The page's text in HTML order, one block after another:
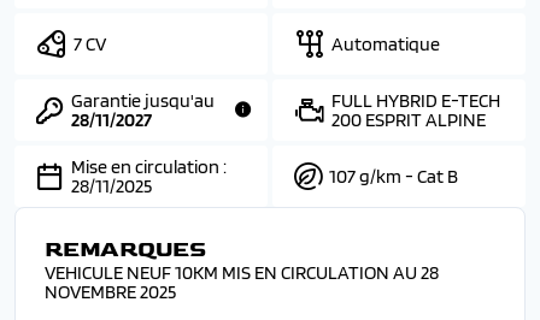
7 CV Automatique
Garantie jusqu'au
28/11/2027
FULL HYBRID E-TECH
200 ESPRIT ALPINE
Mise en circulation :
28/11/2025
107 g/km - Cat B
REMARQUES
VEHICULE NEUF 10KM MIS EN CIRCULATION AU 28
NOVEMBRE 2025